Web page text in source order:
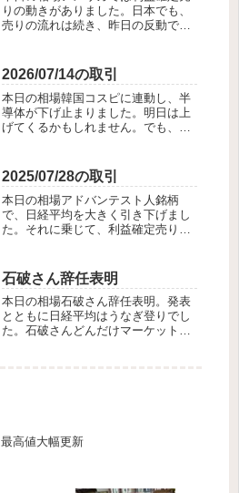
りの動きがありました。日本でも、
売りの流れは続き、昨日の反動で
待株もさえませんでした。本日の成
績総評価額 -0.27%含み益を込んだ
総投資価額を...
2026/07/14の取引
本日の相場韓国コスピに連動し、半
導体が下げ止まりました。明日は上
げてくるかもしれません。でも、ま
が点灯するかもしれません。セクタ
ーローテーションはまだまだ続きま
す。オリエンタル...
2025/07/28の取引
本日の相場アドバンテスト人銘柄
で、日経平均を大きく引き下げまし
た。それに乗じて、利益確定売りが
評価額 -0.12%含み益を込んだ総投
資価額をベースに計算していますバ
ランスレバレ...
石破さん辞任表明
本日の相場石破さん辞任表明。発表
とともに日経平均はうなぎ登りでし
た。石破さんどんだけマーケットに
最高値大幅更新